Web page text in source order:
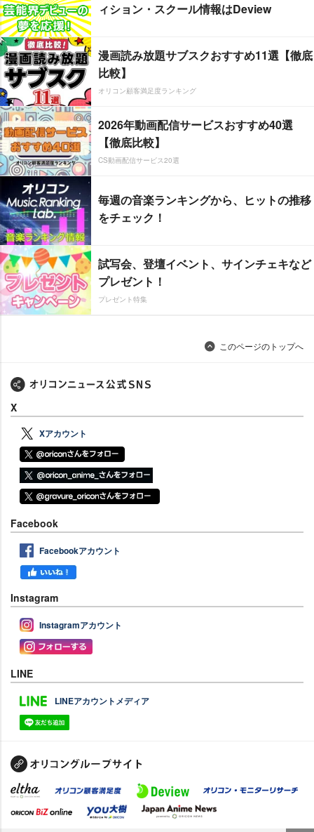
ィション・スクール情報はDeview
漫画読み放題サブスクおすすめ11選【徹底
比較】
オリコン顧客満足度ランキング
2026年動画配信サービスおすすめ40選
【徹底比較】
CS動画配信サービス20選
毎週の音楽ランキングから、ヒットの推移
をチェック！
試写会、登壇イベント、サインチェキなど
プレゼント！
プレゼント特集
このページのトップへ
X
Xアカウント
Facebook
Facebookアカウント
Instagram
Instagramアカウント
LINE
LINEアカウントメディア